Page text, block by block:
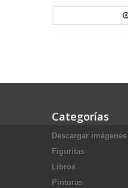
Categorías
Descargar imágenes
Figuritas
Libros
Pinturas